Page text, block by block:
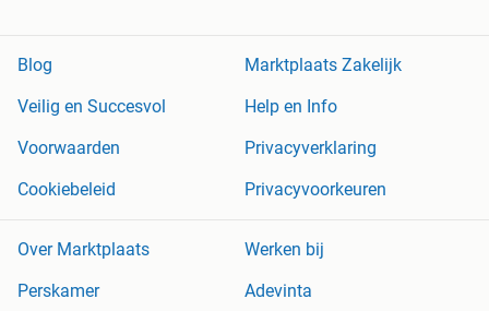
Blog
Marktplaats Zakelijk
Veilig en Succesvol
Help en Info
Voorwaarden
Privacyverklaring
Cookiebeleid
Privacyvoorkeuren
Over Marktplaats
Werken bij
Perskamer
Adevinta